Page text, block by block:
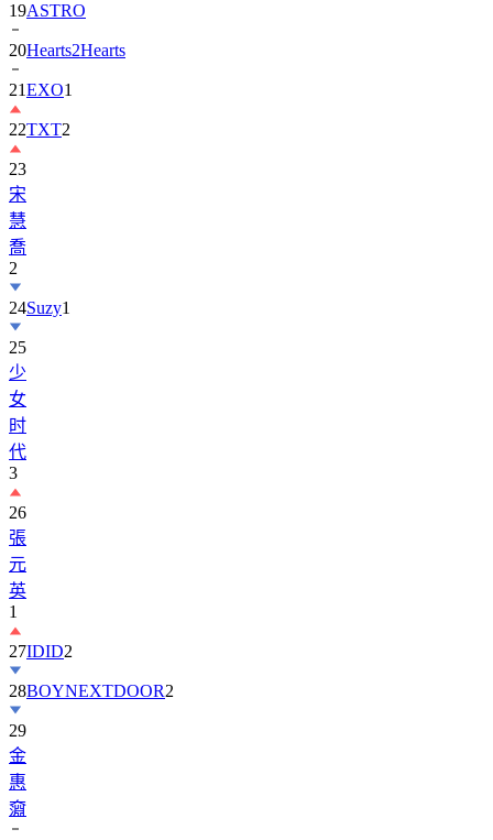
20Hearts2Hearts
21EXO1
22TXT2
23
宋
慧
喬
2
24
25
少
女
时
代
3
26
張
元
英
1
27
28BOYNEXTDOOR
29
金
惠
奫
30